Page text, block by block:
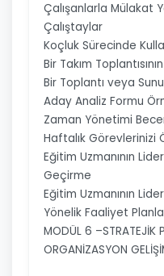
Çalışanlarla Mülakat
Çalıştaylar
Koçluk Sürecinde
Bir Takım
Bir Toplantı veya
Aday Analiz Formu
Zaman Yönetimi
Haftalık Görevlerinizi
Eğitim Uzmanının
Geçirme
Eğitim Uzmanının
Yönelik Faaliyet
MODÜL 6 –STRATEJİK
ORGANİZASYON